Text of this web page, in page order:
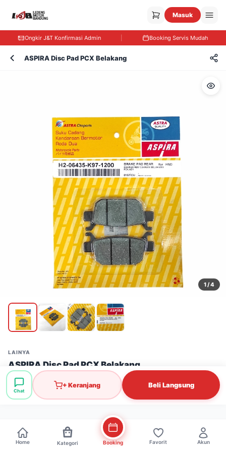
Masuk
Ongkir J&T Konfirmasi Admin Booking Servis Mudah
ASPIRA Disc Pad PCX Belakang
1/ 4
LAINYA
ASPIRA Disc Pad PCX Belakang
Stok: 68 pcs
Rp27.000
Chat
+ Keranjang Beli Langsung
Home Kategori Booking Favorit Akun